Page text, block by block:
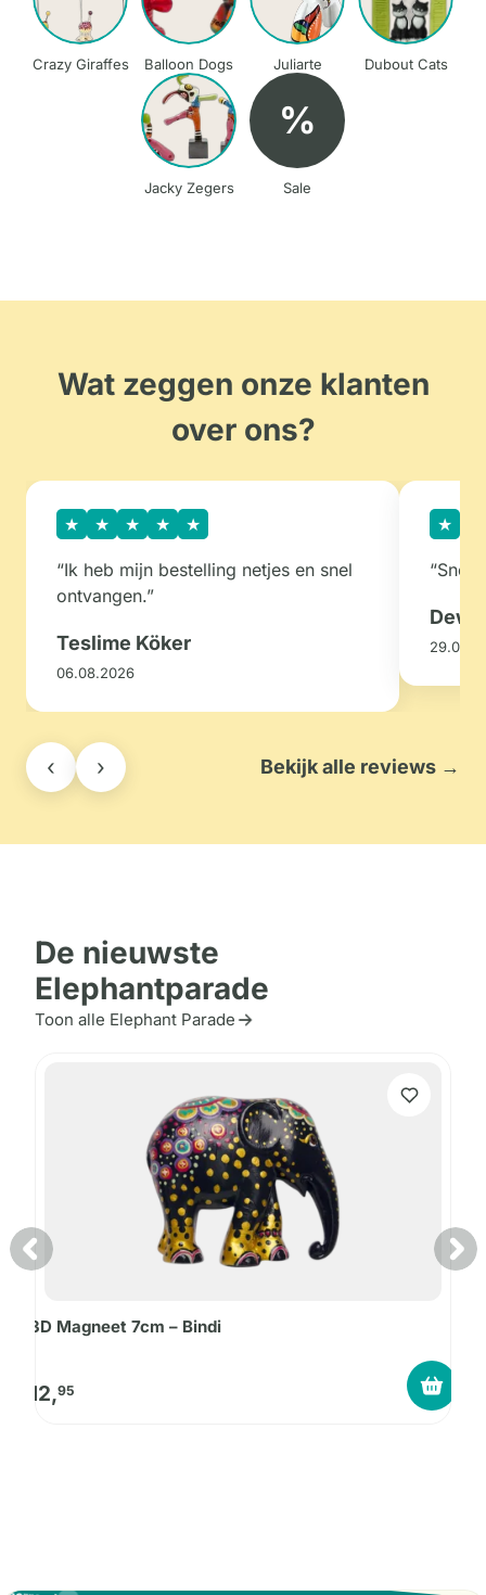
Crazy Giraffes Balloon Dogs Juliarte Dubout Cats
Jacky Zegers
%
Sale
Wat zeggen onze klanten
over ons?
★ ★ ★ ★ ★
“Ik heb mijn bestelling netjes en snel
ontvangen.”
Teslime Köker
06.08.2026
★
Dewi
‹ › Bekijk alle reviews →
De nieuwste
Elephantparade
Toon alle Elephant Parade
3D Magneet 7cm – Bindi
12,95